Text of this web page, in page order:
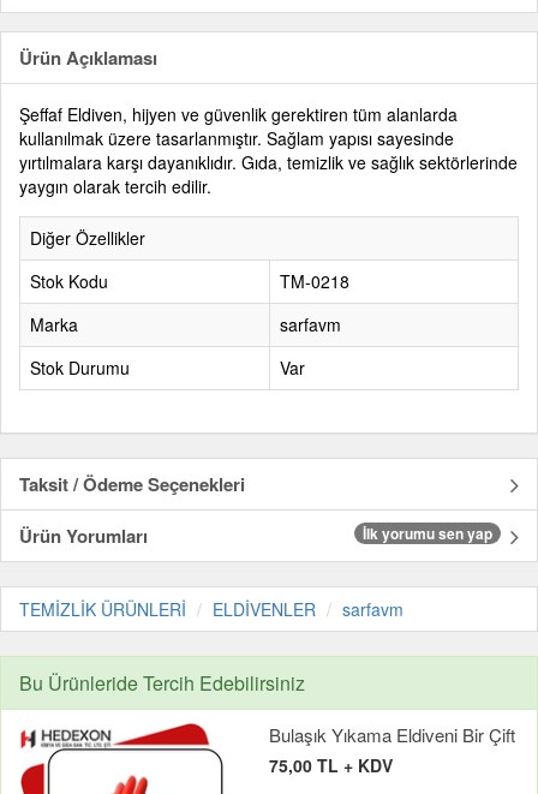
Ürün Açıklaması
Şeffaf Eldiven, hijyen ve güvenlik gerektiren tüm alanlarda
kullanılmak üzere tasarlanmıştır. Sağlam yapısı sayesinde
yırtılmalara karşı dayanıklıdır. Gıda, temizlik ve sağlık sektörlerinde
yaygın olarak tercih edilir.
Diğer Özellikler
Stok Kodu
TM-0218
Marka
sarfavm
Stok Durumu
Var
Taksit / Ödeme Seçenekleri
Ürün Yorumları
İlk yorumu sen yap
TEMİZLİK ÜRÜNLERİ ELDİVENLER sarfavm
Bu Ürünleride Tercih Edebilirsiniz
Bulaşık Yıkama Eldiveni Bir Çift
75,00 TL + KDV